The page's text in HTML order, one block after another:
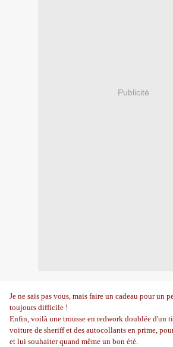
Publicité
Je ne sais pas vous, mais faire un cadeau pour un
toujours difficile !
Enfin, voilà une trousse en redwork doublée d'un
voiture de sheriff et des autocollants en prime,
et lui souhaiter quand même un bon été.